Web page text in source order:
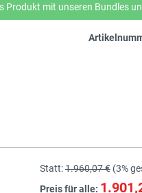
Produkt mit unseren Bundles
Statt:1.960,07 € (3%
Preis für alle: